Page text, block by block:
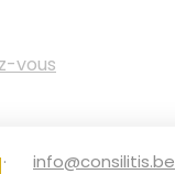
vous
· info@consilitis.be